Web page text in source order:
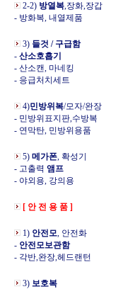
2-2) 방열복,장화,장갑
- 방화복, 내열제품
3) 들것 / 구급함
- 산소호흡기
- 산소캔, 마네킹
- 응급처치세트
4)민방위복/모자/완장
- 민방위표지판,수방복
- 연막탄, 민방위용품
5) 메가폰, 확성기
- 고출력 앰프
- 야외용, 강의용
[ 안 전 용 품 ]
1) 안전모, 안전화
- 안전모보관함
- 각반,완장,헤드랜턴
3) 보호복